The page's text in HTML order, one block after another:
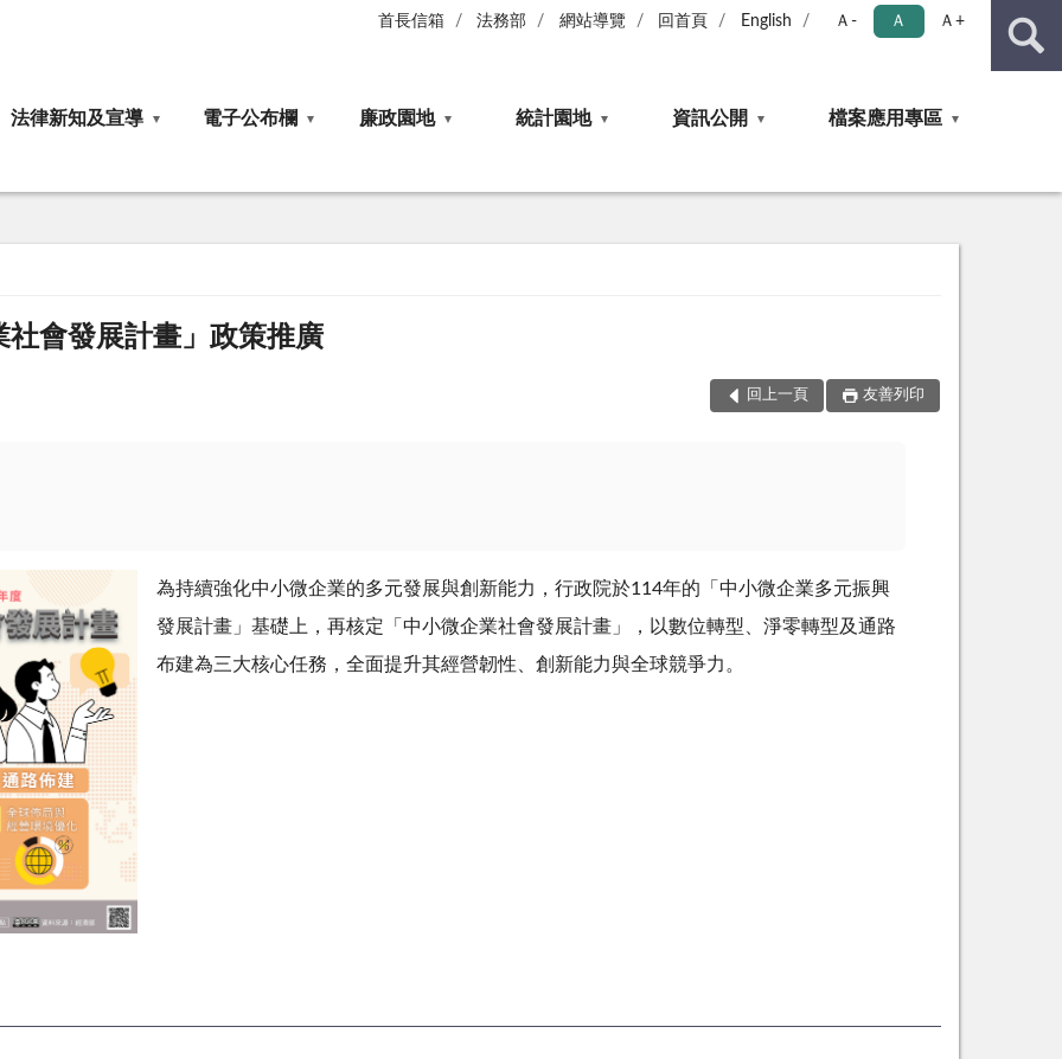
首長信箱 法務部 網站導覽 回首頁 English Ａ- Ａ Ａ+
法律新知及宣導 電子公布欄 廉政園地 統計園地 資訊公開 檔案應用專區
會發展計畫」政策推廣
回上一頁 友善列印
為持續強化中小微企業的多元發展與創新能力，行政院於114年的「中小微企業多元振興
發展計畫」基礎上，再核定「中小微企業社會發展計畫」，以數位轉型、淨零轉型及通路
布建為三大核心任務，全面提升其經營韌性、創新能力與全球競爭力。